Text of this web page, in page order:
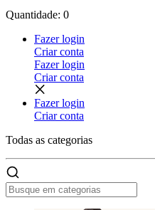
Quantidade: 0
Fazer login
Criar conta
Fazer login
Criar conta
Fazer login
Criar conta
Todas as categorias